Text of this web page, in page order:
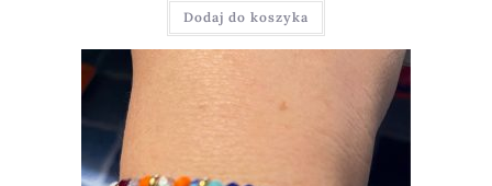
Dodaj do koszyka